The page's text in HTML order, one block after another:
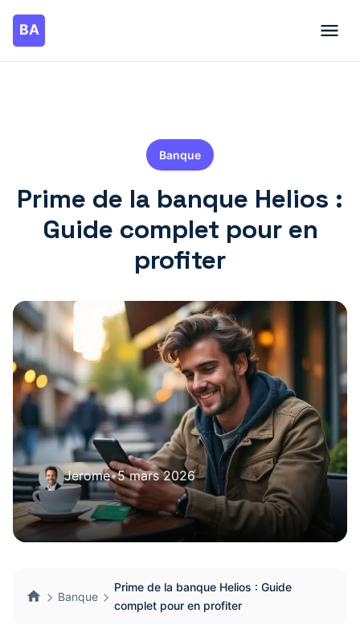
Banque
Prime de la banque Helios :
Guide complet pour en
profiter
Jerome•5 mars 2026
Banque
Prime de la banque Helios : Guide
complet pour en profiter